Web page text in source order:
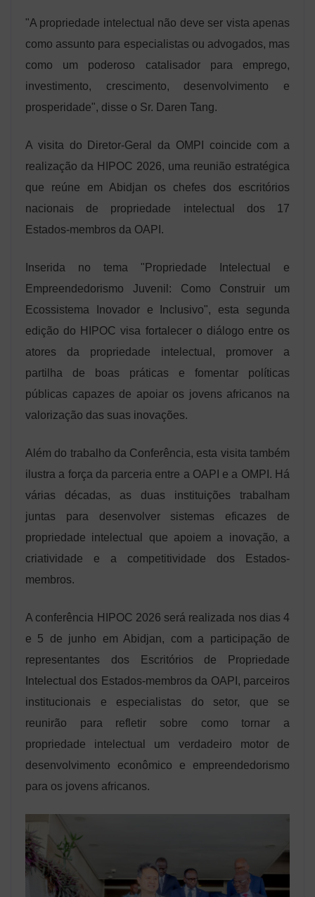
"A propriedade intelectual não deve ser vista apenas
como assunto para especialistas ou advogados, mas
como um poderoso catalisador para emprego,
investimento, crescimento, desenvolvimento e
prosperidade", disse o Sr. Daren Tang.
A visita do Diretor-Geral da OMPI coincide com a
realização da HIPOC 2026, uma reunião estratégica
que reúne em Abidjan os chefes dos escritórios
nacionais de propriedade intelectual dos 17
Estados-membros da OAPI.
Inserida no tema "Propriedade Intelectual e
Empreendedorismo Juvenil: Como Construir um
Ecossistema Inovador e Inclusivo", esta segunda
edição do HIPOC visa fortalecer o diálogo entre os
atores da propriedade intelectual, promover a
partilha de boas práticas e fomentar políticas
públicas capazes de apoiar os jovens africanos na
valorização das suas inovações.
Além do trabalho da Conferência, esta visita também
ilustra a força da parceria entre a OAPI e a OMPI. Há
várias décadas, as duas instituições trabalham
juntas para desenvolver sistemas eficazes de
propriedade intelectual que apoiem a inovação, a
criatividade e a competitividade dos Estados-
membros.
A conferência HIPOC 2026 será realizada nos dias 4
e 5 de junho em Abidjan, com a participação de
representantes dos Escritórios de Propriedade
Intelectual dos Estados-membros da OAPI, parceiros
institucionais e especialistas do setor, que se
reunirão para refletir sobre como tornar a
propriedade intelectual um verdadeiro motor de
desenvolvimento econômico e empreendedorismo
para os jovens africanos.